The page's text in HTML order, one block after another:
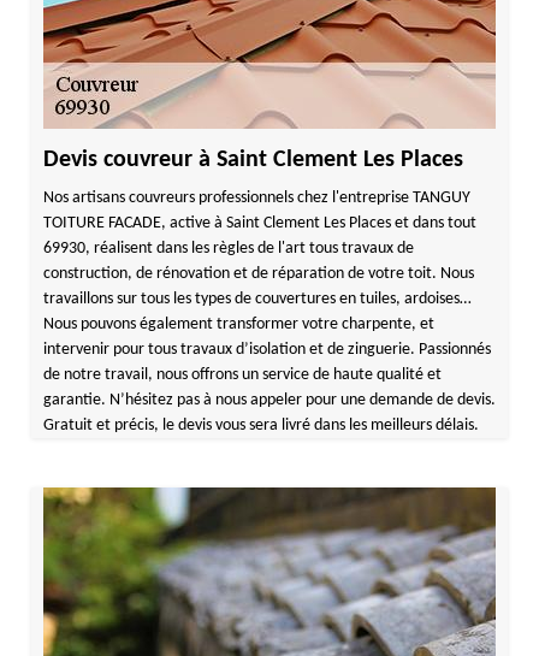
Devis couvreur à Saint Clement Les Places
Nos artisans couvreurs professionnels chez l'entreprise TANGUY
TOITURE FACADE, active à Saint Clement Les Places et dans tout
69930, réalisent dans les règles de l'art tous travaux de
construction, de rénovation et de réparation de votre toit. Nous
travaillons sur tous les types de couvertures en tuiles, ardoises…
Nous pouvons également transformer votre charpente, et
intervenir pour tous travaux d’isolation et de zinguerie. Passionnés
de notre travail, nous offrons un service de haute qualité et
garantie. N’hésitez pas à nous appeler pour une demande de devis.
Gratuit et précis, le devis vous sera livré dans les meilleurs délais.